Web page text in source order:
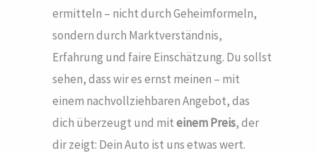
ermitteln – nicht durch Geheimformeln,
sondern durch Marktverständnis,
Erfahrung und faire Einschätzung. Du sollst
sehen, dass wir es ernst meinen – mit
einem nachvollziehbaren Angebot, das
dich überzeugt und miteinem Preis, der
dir zeigt: Dein Auto ist uns etwas wert.